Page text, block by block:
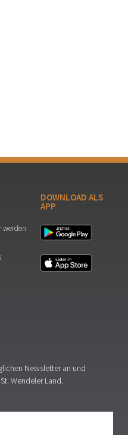
werden
DOWNLOAD ALS
APP
Newsletter an und
Wendeler Land.